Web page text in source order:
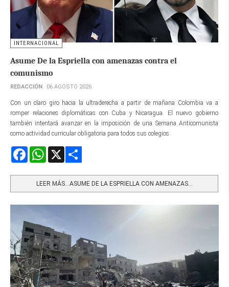
INTERNACIONAL
Asume De la Espriella con amenazas contra el
comunismo
REDACCIÓN 06 AGOSTO 2026
Con un claro giro hacia la ultraderecha a partir de mañana Colombia va a
romper relaciones diplomáticas con Cuba y Nicaragua. El nuevo gobierno
también intentará avanzar en la imposición de una Semana Anticomunista
como actividad curricular obligatoria para todos sus colegios.
FacebookWhatsApp
LEER MÁS…ASUME DE LA ESPRIELLA CON AMENAZAS...